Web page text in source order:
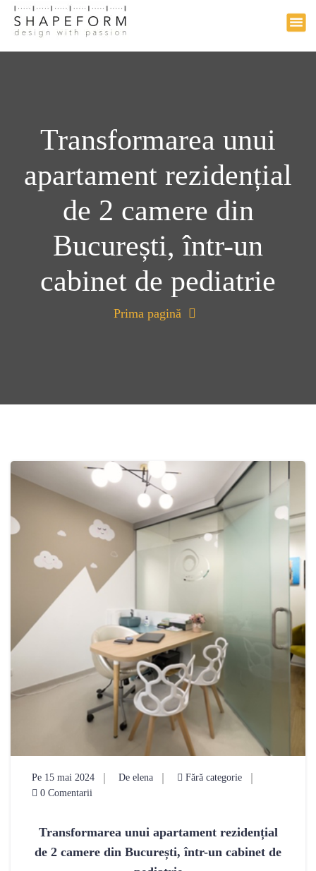
Design with passion
Transformarea unui
apartament rezidențial
de 2 camere din
București, într-un
cabinet de pediatrie
Prima pagină
Pe 15 mai 2024 De elena
Fără categorie
0 Comentarii
Transformarea unui apartament rezidențial
de 2 camere din București, într-un cabinet de